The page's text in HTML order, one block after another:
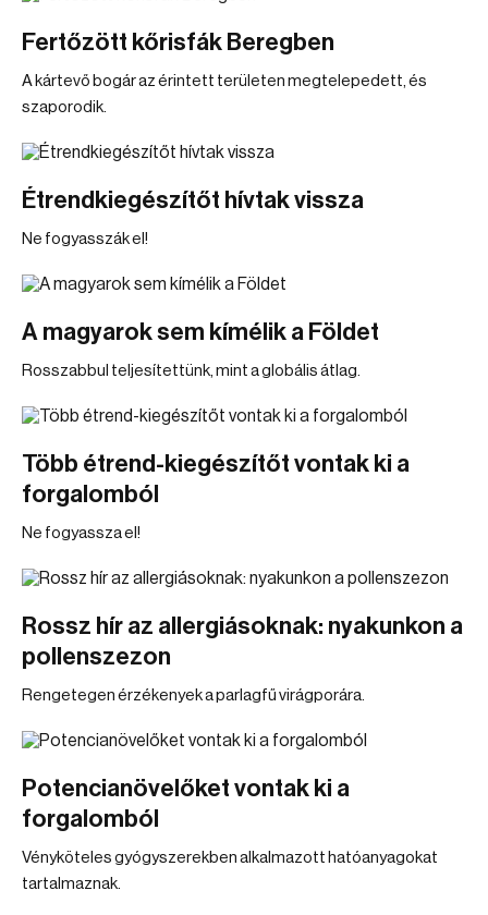
Fertőzött kőrisfák Beregben
A kártevő bogár az érintett területen megtelepedett, és
szaporodik.
Étrendkiegészítőt hívtak vissza
Ne fogyasszák el!
A magyarok sem kímélik a Földet
Rosszabbul teljesítettünk, mint a globális átlag.
Több étrend-kiegészítőt vontak ki a
forgalomból
Ne fogyassza el!
Rossz hír az allergiásoknak: nyakunkon a
pollenszezon
Rengetegen érzékenyek a parlagfű virágporára.
Potencianövelőket vontak ki a
forgalomból
Vényköteles gyógyszerekben alkalmazott hatóanyagokat
tartalmaznak.